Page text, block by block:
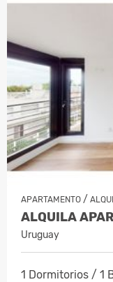
APARTAMENTO /
ALQUILA
Uruguay
1 Dormitorios / 1